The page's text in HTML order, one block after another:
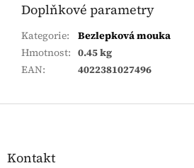
Doplňkové parametry
Kategorie:
Bezlepková mouka
Hmotnost: 0.45 kg
EAN: 4022381027496
Zápatí
Kontakt